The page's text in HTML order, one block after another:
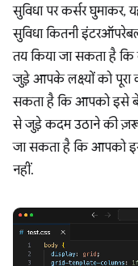
सुविधा पर कर्सर घुमाकर,
सुविधा कितनी
तय किया जा सकता है कि
जुड़े आपके लक्ष्यों को पूरा
सकता है कि आपको इसे
से जुड़े कदम उठाने की
जा सकता है कि आपको
नहीं.